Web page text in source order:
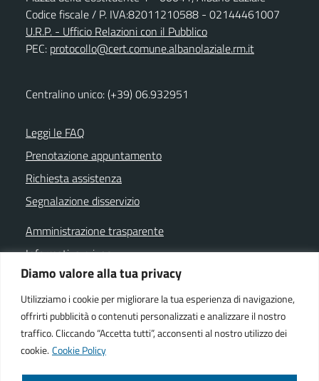
Diamo valore alla tua privacy
Utilizziamo i cookie per migliorare la tua esperienza di navigazione,
offrirti pubblicità o contenuti personalizzati e analizzare il nostro
traffico. Cliccando “Accetta tutti”, acconsenti al nostro utilizzo dei
cookie. Cookie Policy
Codice fiscale / P. IVA:82011210588 - 02144461007
U.R.P. - Ufficio Relazioni con il Pubblico
PEC: protocollo@cert.comune.albanolaziale.rm.it
Centralino unico: (+39) 06.932951
Leggi le FAQ
Prenotazione appuntamento
Richiesta assistenza
Segnalazione disservizio
Amministrazione trasparente
Informativa privacy
Note legali
Dichiarazione di accessibilità
Cookie policy